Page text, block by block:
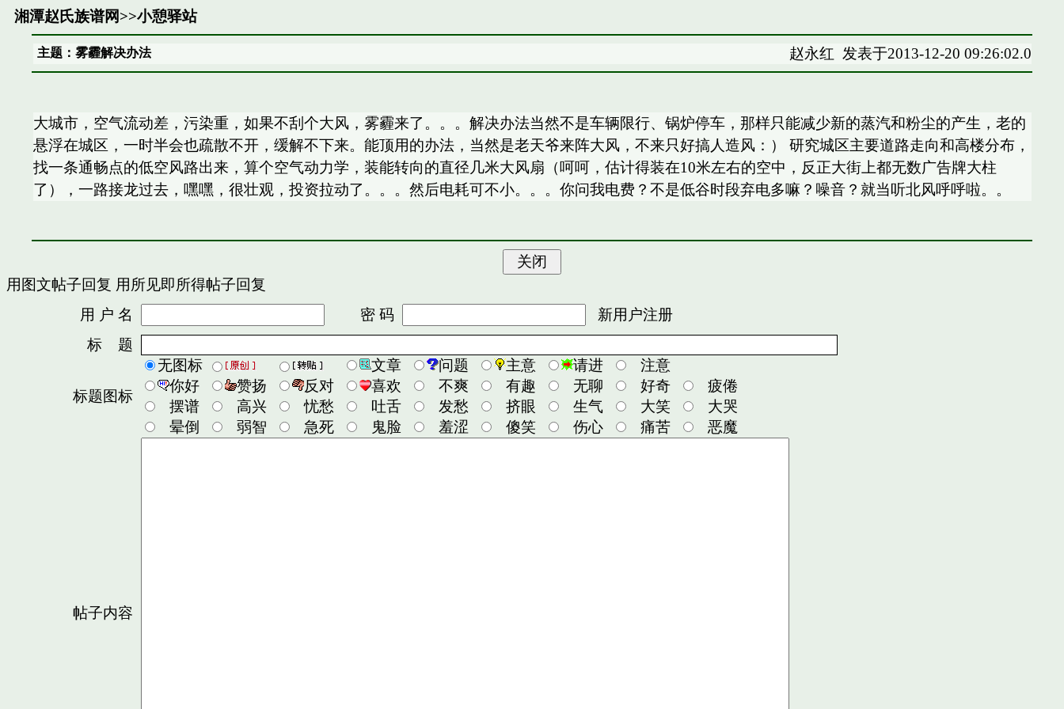
湘潭赵氏族谱网>>小憩驿站
主题：雾霾解决办法 赵永红 发表于2013-12-20 09:26:02.0
大城市，空气流动差，污染重，如果不刮个大风，雾霾来了。。。解决办法当然不是车辆限行、锅炉停车，那样只能减少新的蒸汽和粉尘的产生，老的
悬浮在城区，一时半会也疏散不开，缓解不下来。能顶用的办法，当然是老天爷来阵大风，不来只好搞人造风：） 研究城区主要道路走向和高楼分布，
找一条通畅点的低空风路出来，算个空气动力学，装能转向的直径几米大风扇（呵呵，估计得装在10米左右的空中，反正大街上都无数广告牌大柱
了），一路接龙过去，嘿嘿，很壮观，投资拉动了。。。然后电耗可不小。。。你问我电费？不是低谷时段弃电多嘛？噪音？就当听北风呼呼啦。。
用图文帖子回复 用所见即所得帖子回复
用 户 名
密 码
新用户注册
标 题
标题图标
无图标 文章 问题 主意 请进
注意
你好
赞扬 反对 喜欢 不爽 有趣 无聊 好奇
疲倦
摆谱
高兴 忧愁 吐舌 发愁 挤眼 生气 大笑
大哭
晕倒
弱智 急死 鬼脸 羞涩 傻笑 伤心 痛苦 恶魔
帖子内容